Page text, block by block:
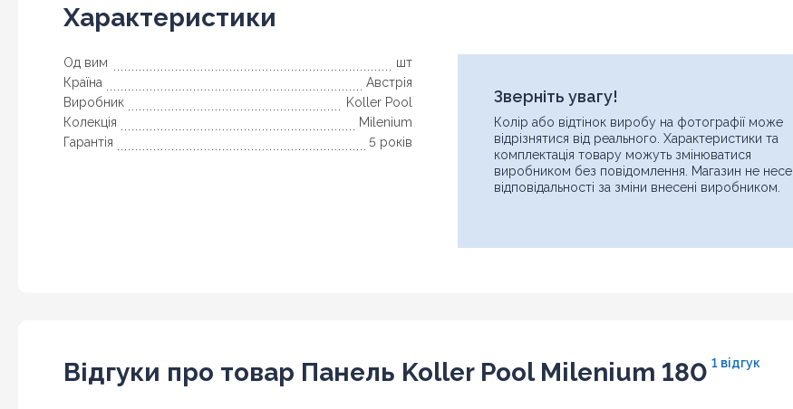
Характеристики
Од вим
шт
Країна
Австрія
Виробник
Koller Pool
Колекція
Milenium
Гарантія
5 років
Зверніть увагу!
Колір або відтінок виробу на фотографії може
відрізнятися від реального. Характеристики та
комплектація товару можуть змінюватися
виробником без повідомлення. Магазин не несе
відповідальності за зміни внесені виробником.
Відгуки про товар Панель Koller Pool Milenium 180 1 відгук